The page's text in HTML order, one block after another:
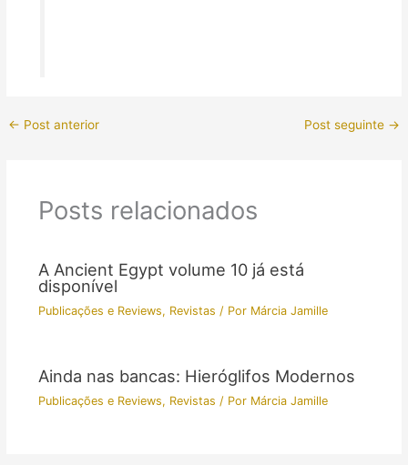
← Post anterior Post seguinte →
Posts relacionados
A Ancient Egypt volume 10 já está
disponível
Publicações e Reviews, Revistas / Por Márcia Jamille
Ainda nas bancas: Hieróglifos Modernos
Publicações e Reviews, Revistas / Por Márcia Jamille